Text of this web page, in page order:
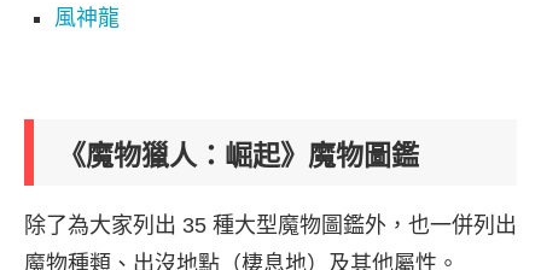
風神龍
《魔物獵人：崛起》魔物圖鑑
除了為大家列出 35 種大型魔物圖鑑外，也一併列出
魔物種類、出沒地點（棲息地）及其他屬性。